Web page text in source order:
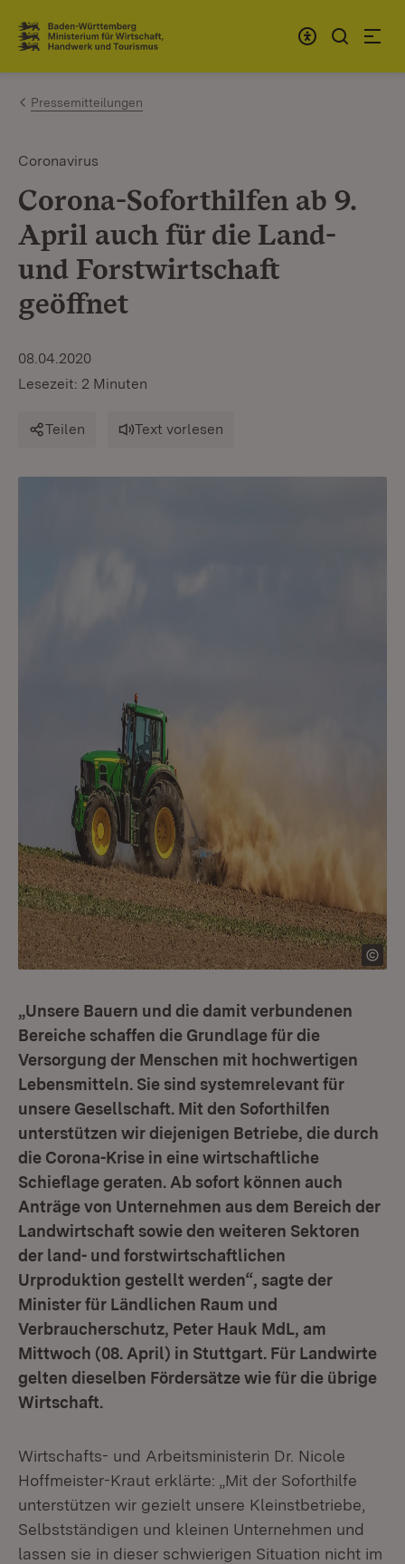
Zum Inhalt springen
Link zur Startseite
Pressemitteilungen
Coronavirus
Corona-Soforthilfen ab 9.
April auch für die Land-
und Forstwirtschaft
geöffnet
08.04.2020
Lesezeit: 2 Minuten
Teilen Text vorlesen
„Unsere Bauern und die damit verbundenen
Bereiche schaffen die Grundlage für die
Versorgung der Menschen mit hochwertigen
Lebensmitteln. Sie sind systemrelevant für
unsere Gesellschaft. Mit den Soforthilfen
unterstützen wir diejenigen Betriebe, die durch
die Corona-Krise in eine wirtschaftliche
Schieflage geraten. Ab sofort können auch
Anträge von Unternehmen aus dem Bereich der
Landwirtschaft sowie den weiteren Sektoren
der land- und forstwirtschaftlichen
Urproduktion gestellt werden“, sagte der
Minister für Ländlichen Raum und
Verbraucherschutz, Peter Hauk MdL, am
Mittwoch (08. April) in Stuttgart. Für Landwirte
gelten dieselben Fördersätze wie für die übrige
Wirtschaft.
Wirtschafts- und Arbeitsministerin Dr. Nicole
Hoffmeister-Kraut erklärte: „Mit der Soforthilfe
unterstützen wir gezielt unsere Kleinstbetriebe,
Selbstständigen und kleinen Unternehmen und
lassen sie in dieser schwierigen Situation nicht im